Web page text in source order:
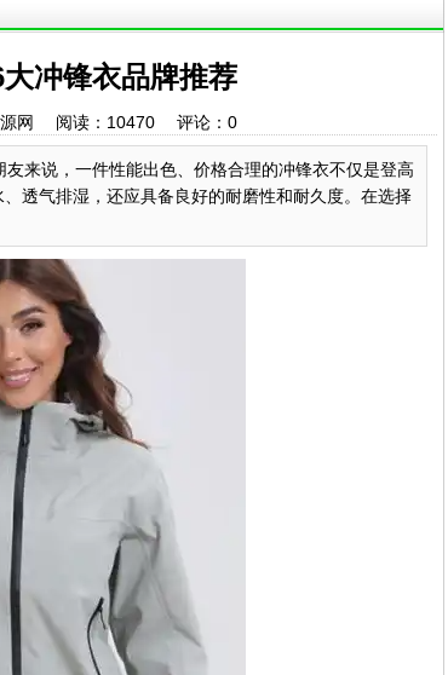
冲锋衣品牌推荐
网 阅读： 10470评论： 0
来说，一件性能出色、价格合理的冲锋衣不仅是登高
透气排湿，还应具备良好的耐磨性和耐久度。在选择